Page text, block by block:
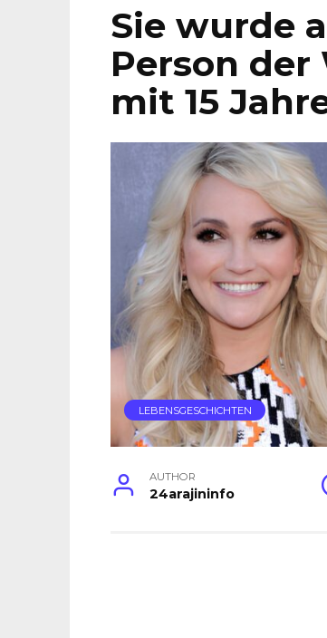
Sie wurde
Person der
mit 15
LEBENSGESCHICHTEN
AUTHOR
24arajininfo